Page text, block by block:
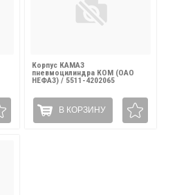
Корпус КАМАЗ
пневмоцилиндра КОМ (ОАО
НЕФАЗ) / 5511-4202065
В КОРЗИНУ